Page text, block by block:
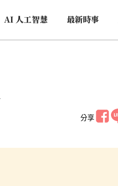
AI 人工智慧 最新時事
分享